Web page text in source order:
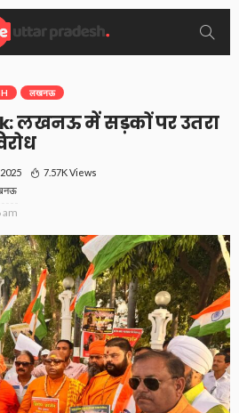
लखनऊ
लखनऊ में सड़कों पर उतरा
7.57K Views
am